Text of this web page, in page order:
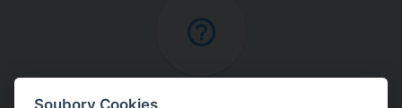
Online nápověda
Soubory Cookies